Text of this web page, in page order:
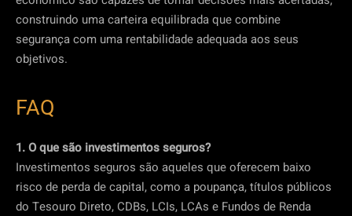
construindo uma carteira equilibrada que combine
segurança com uma rentabilidade adequada aos seus
objetivos.
FAQ
1. O que são investimentos seguros?
Investimentos seguros são aqueles que oferecem baixo
risco de perda de capital, como a poupança, títulos públicos
do Tesouro Direto, CDBs, LCIs, LCAs e Fundos de Renda